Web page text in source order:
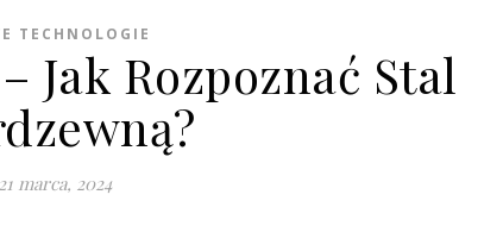
TECHNOLOGIE
Jak Rozpoznać Stal
21 marca, 2024